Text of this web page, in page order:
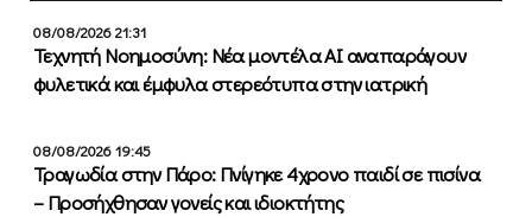
08/08/2026 21:31
Τεχνητή Νοημοσύνη: Νέα μοντέλα ΑΙ αναπαράγουν
φυλετικά και έμφυλα στερεότυπα στην ιατρική
08/08/2026 19:45
Τραγωδία στην Πάρο: Πνίγηκε 4χρονο παιδί σε πισίνα
– Προσήχθησαν γονείς και ιδιοκτήτης